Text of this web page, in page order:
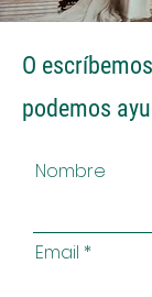
O
podemos
Nombre
Email